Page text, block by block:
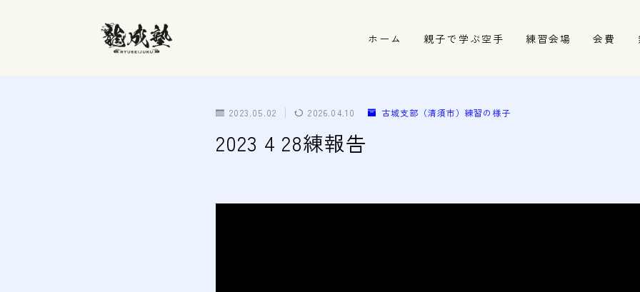
ホーム 親子で学ぶ空手 練習会場 会費
2023.05.02 2026.04.10 古城支部（清須市）練習の様子
2023 4 28練報告